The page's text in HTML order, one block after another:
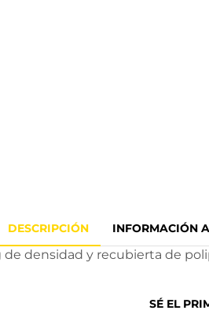
DESCRIPCIÓN INFORMACIÓN
densidad y recubierta de
SÉ EL